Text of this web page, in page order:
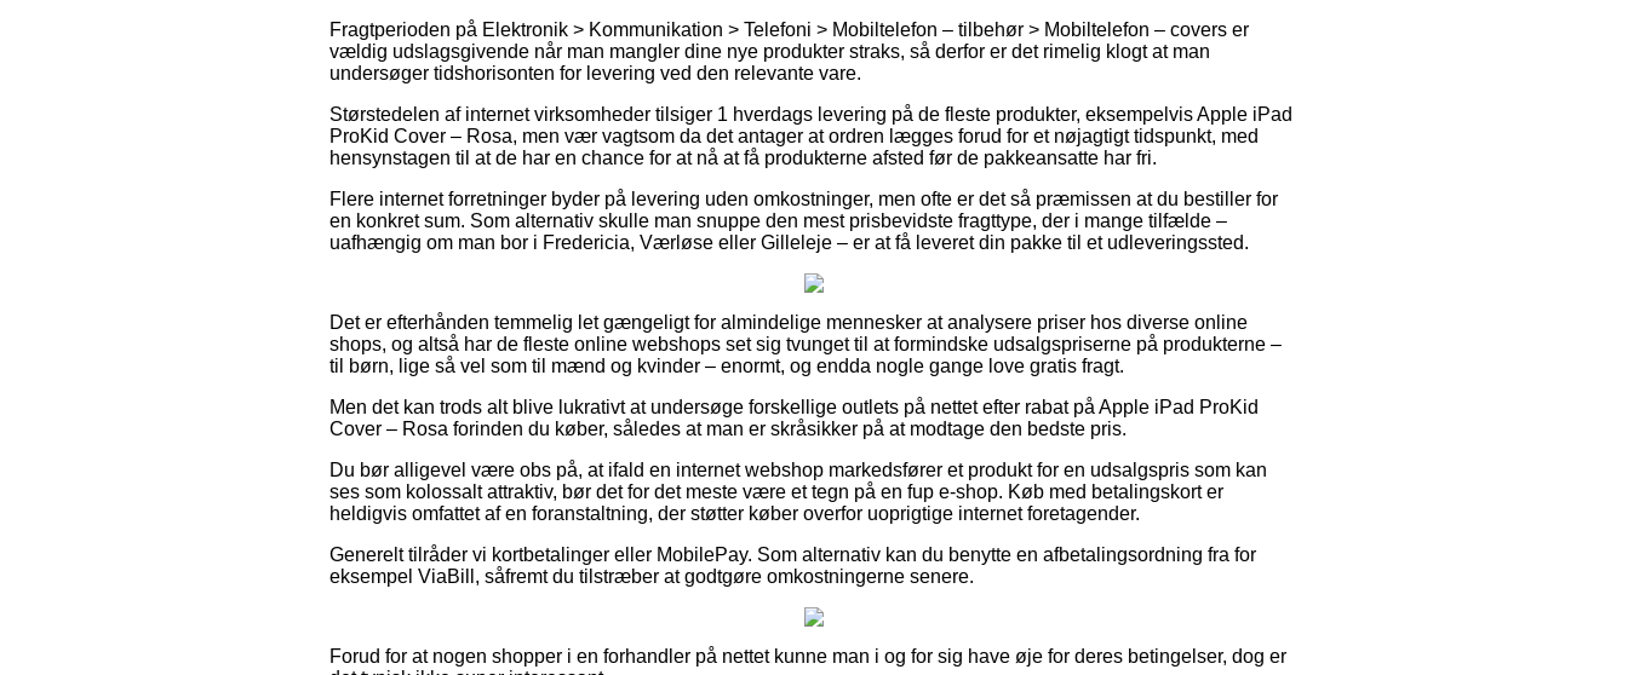
Fragtperioden på Elektronik > Kommunikation > Telefoni > Mobiltelefon – tilbehør > Mobiltelefon – covers er
vældig udslagsgivende når man mangler dine nye produkter straks, så derfor er det rimelig klogt at man
undersøger tidshorisonten for levering ved den relevante vare.
Størstedelen af internet virksomheder tilsiger 1 hverdags levering på de fleste produkter, eksempelvis Apple iPad
ProKid Cover – Rosa, men vær vagtsom da det antager at ordren lægges forud for et nøjagtigt tidspunkt, med
hensynstagen til at de har en chance for at nå at få produkterne afsted før de pakkeansatte har fri.
Flere internet forretninger byder på levering uden omkostninger, men ofte er det så præmissen at du bestiller for
en konkret sum. Som alternativ skulle man snuppe den mest prisbevidste fragttype, der i mange tilfælde –
uafhængig om man bor i Fredericia, Værløse eller Gilleleje – er at få leveret din pakke til et udleveringssted.
Det er efterhånden temmelig let gængeligt for almindelige mennesker at analysere priser hos diverse online
shops, og altså har de fleste online webshops set sig tvunget til at formindske udsalgspriserne på produkterne –
til børn, lige så vel som til mænd og kvinder – enormt, og endda nogle gange love gratis fragt.
Men det kan trods alt blive lukrativt at undersøge forskellige outlets på nettet efter rabat på Apple iPad ProKid
Cover – Rosa forinden du køber, således at man er skråsikker på at modtage den bedste pris.
Du bør alligevel være obs på, at ifald en internet webshop markedsfører et produkt for en udsalgspris som kan
ses som kolossalt attraktiv, bør det for det meste være et tegn på en fup e-shop. Køb med betalingskort er
heldigvis omfattet af en foranstaltning, der støtter køber overfor uoprigtige internet foretagender.
Generelt tilråder vi kortbetalinger eller MobilePay. Som alternativ kan du benytte en afbetalingsordning fra for
eksempel ViaBill, såfremt du tilstræber at godtgøre omkostningerne senere.
Forud for at nogen shopper i en forhandler på nettet kunne man i og for sig have øje for deres betingelser, dog er